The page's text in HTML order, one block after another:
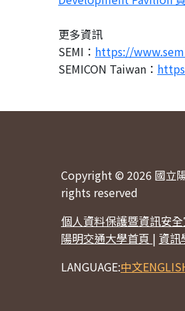
更多資訊
SEMI： https://
SEMICON Taiwan：
Copyright © 2026 國立
rights reserved
個人資料保護暨資訊安
陽明交通大學首頁 | 資訊
LANGUAGE:中文